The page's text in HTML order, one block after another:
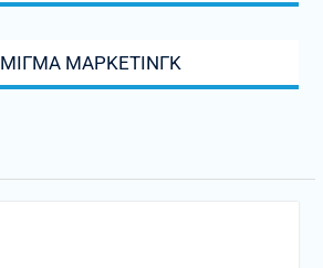
post:
ΜΙΓΜΑ ΜΑΡΚΕΤΙΝΓΚ